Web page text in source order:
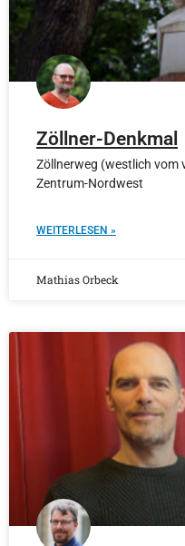
Zöllner-Denkmal
Zöllnerweg (westlich vom
Zentrum-Nordwest
WEITERLESEN »
Mathias Orbeck